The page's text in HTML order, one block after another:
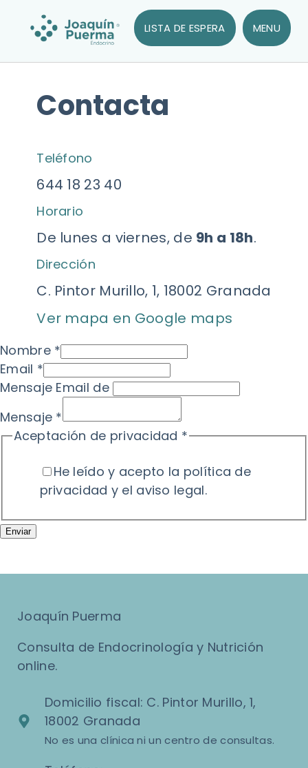
LISTA DE ESPERA MENU
Contacta
Teléfono
644 18 23 40
Horario
De lunes a viernes, de 9h a 18h.
Dirección
C. Pintor Murillo, 1, 18002 Granada
Ver mapa en Google maps
Nombre *
Email *
Mensaje Email de
Mensaje *
Aceptación de privacidad *
He leído y acepto la política de
privacidad y el aviso legal.
Enviar
Joaquín Puerma
Consulta de Endocrinología y Nutrición
online.
Domicilio fiscal: C. Pintor Murillo, 1,
18002 Granada
No es una clínica ni un centro de consultas.